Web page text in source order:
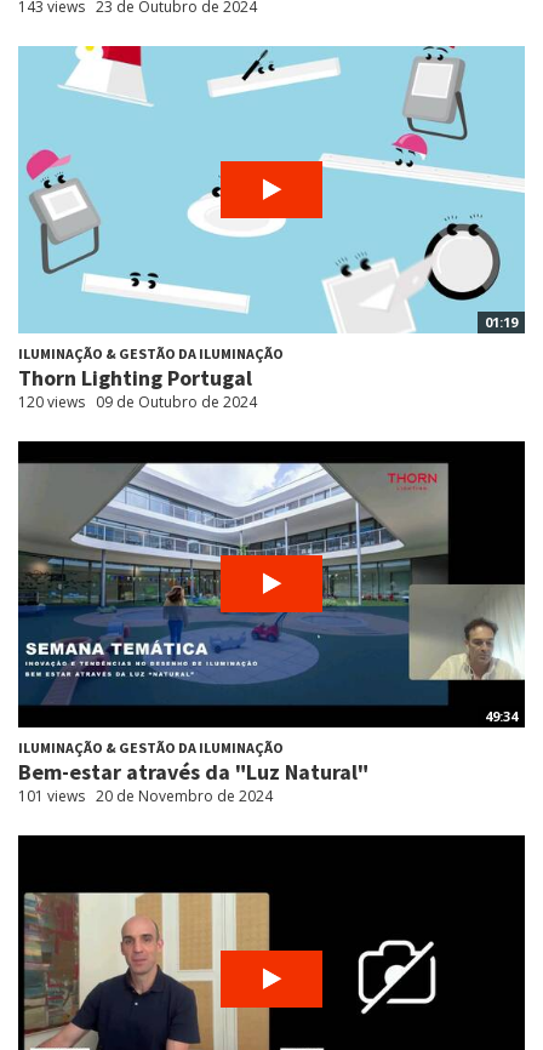
143 views 23 de Outubro de 2024
01:19
ILUMINAÇÃO & GESTÃO DA ILUMINAÇÃO
Thorn Lighting Portugal
120 views 09 de Outubro de 2024
49:34
ILUMINAÇÃO & GESTÃO DA ILUMINAÇÃO
Bem-estar através da "Luz Natural"
101 views 20 de Novembro de 2024